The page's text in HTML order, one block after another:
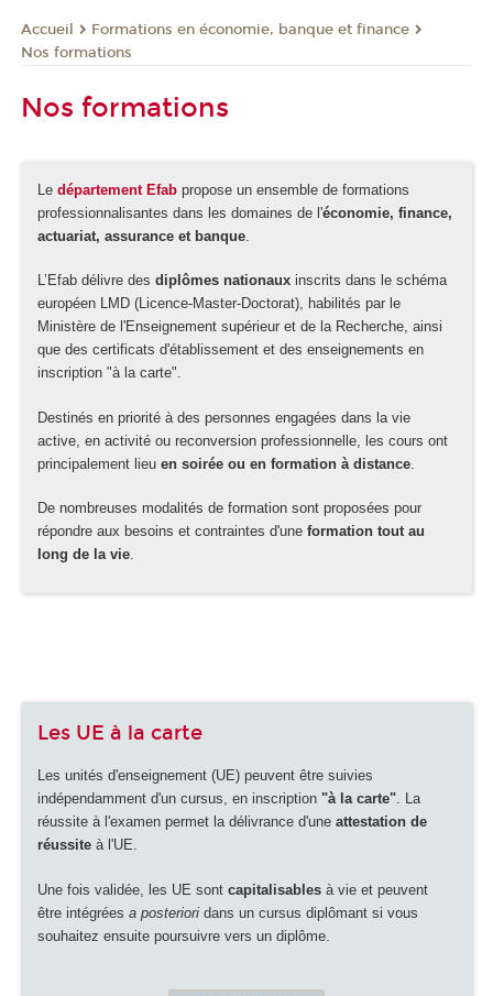
Accueil
Formations en économie, banque et finance
Nos formations
Nos formations
Le département Efab propose un ensemble de formations
professionnalisantes dans les domaines de l'économie, finance,
actuariat, assurance et banque
L’Efab délivre des diplômes nationaux inscrits dans le schéma
européen LMD (Licence-Master-Doctorat), habilités par le
Ministère de l'Enseignement supérieur et de la Recherche, ainsi
que des certificats d'établissement et des enseignements en
inscription "à la carte".
Destinés en priorité à des personnes engagées dans la vie
active, en activité ou reconversion professionnelle, les cours ont
principalement lieu en soirée ou en formation à distance
De nombreuses modalités de formation sont proposées pour
répondre aux besoins et contraintes d'une formation tout au
long de la vie.
Les UE à la carte
Les unités d'enseignement (UE) peuvent être suivies
indépendamment d'un cursus, en inscription "à la carte". La
réussite à l'examen permet la délivrance d'une attestation de
réussite à l'UE.
Une fois validée, les UE sont capitalisables à vie et peuvent
être intégrées a posteriori dans un cursus diplômant si vous
souhaitez ensuite poursuivre vers un diplôme.